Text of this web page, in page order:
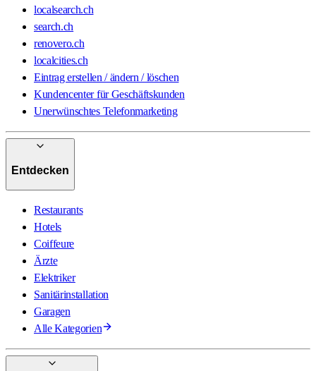
localsearch.ch
search.ch
renovero.ch
localcities.ch
Eintrag erstellen / ändern / löschen
Kundencenter für Geschäftskunden
Unerwünschtes Telefonmarketing
Entdecken
Restaurants
Hotels
Coiffeure
Ärzte
Elektriker
Sanitärinstallation
Garagen
Alle Kategorien